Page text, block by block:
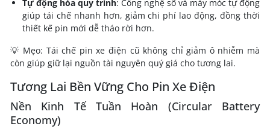
Tự động hóa quy trình: Công nghệ số và máy móc tự động
giúp tái chế nhanh hơn, giảm chi phí lao động, đồng thời
thiết kế pin mới dễ tháo rời hơn.
💡 Mẹo: Tái chế pin xe điện cũ không chỉ giảm ô nhiễm mà
còn giúp giữ lại nguồn tài nguyên quý giá cho tương lai.
Tương Lai Bền Vững Cho Pin Xe Điện
Nền Kinh Tế Tuần Hoàn (Circular Battery
Economy)